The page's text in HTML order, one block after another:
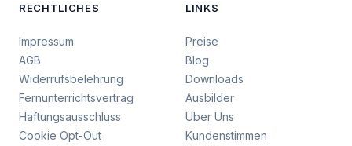
RECHTLICHES
Impressum
AGB
Widerrufsbelehrung
Fernunterrichtsvertrag
Haftungsausschluss
Cookie Opt-Out
LINKS
Preise
Blog
Downloads
Ausbilder
Über Uns
Kundenstimmen